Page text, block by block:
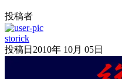
投稿者
storick
投稿日 2010年 10月 05日